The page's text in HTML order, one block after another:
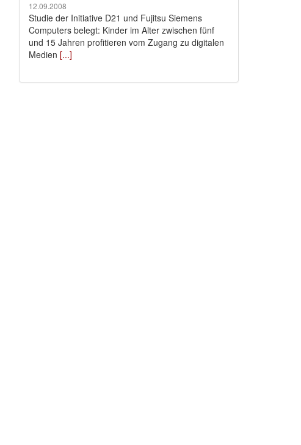
12.09.2008
Studie der Initiative D21 und Fujitsu Siemens
Computers belegt: Kinder im Alter zwischen fünf
und 15 Jahren profitieren vom Zugang zu digitalen
Medien [...]